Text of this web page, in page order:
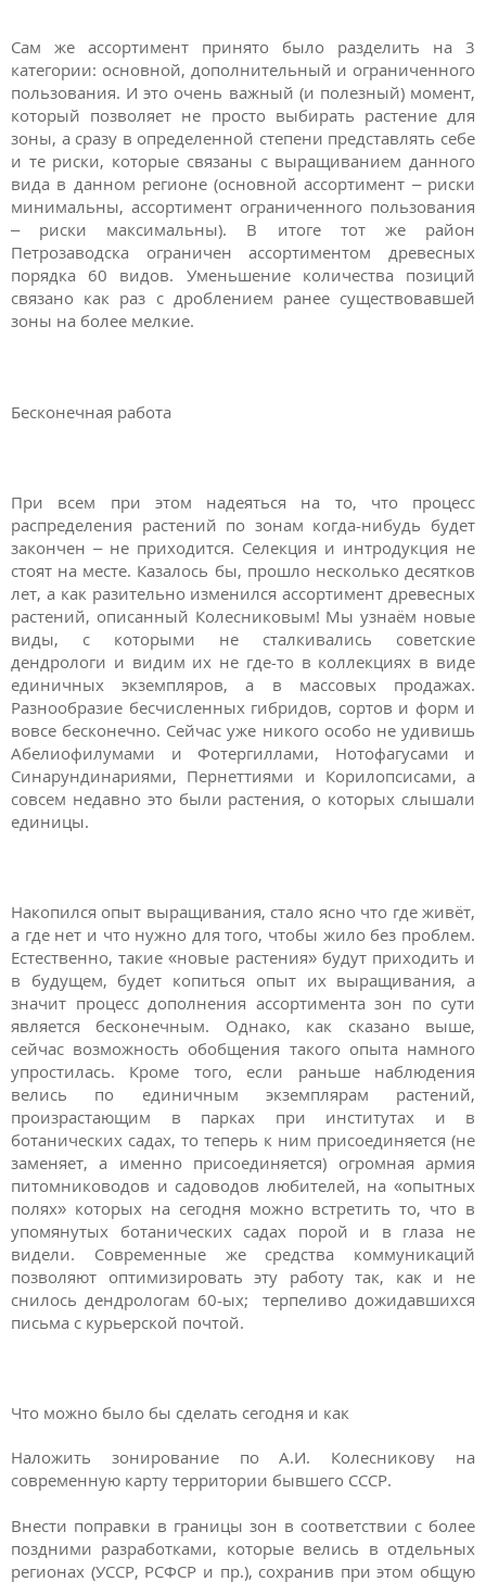
Сам же ассортимент принято было разделить на 3
категории: основной, дополнительный и ограниченного
пользования. И это очень важный (и полезный) момент,
который позволяет не просто выбирать растение для
зоны, а сразу в определенной степени представлять себе
и те риски, которые связаны с выращиванием данного
вида в данном регионе (основной ассортимент – риски
минимальны, ассортимент ограниченного пользования
– риски максимальны). В итоге тот же район
Петрозаводска ограничен ассортиментом древесных
порядка 60 видов. Уменьшение количества позиций
связано как раз с дроблением ранее существовавшей
зоны на более мелкие.
Бесконечная работа
При всем при этом надеяться на то, что процесс
распределения растений по зонам когда-нибудь будет
закончен – не приходится. Селекция и интродукция не
стоят на месте. Казалось бы, прошло несколько десятков
лет, а как разительно изменился ассортимент древесных
растений, описанный Колесниковым! Мы узнаём новые
виды, с которыми не сталкивались советские
дендрологи и видим их не где-то в коллекциях в виде
единичных экземпляров, а в массовых продажах.
Разнообразие бесчисленных гибридов, сортов и форм и
вовсе бесконечно. Сейчас уже никого особо не удивишь
Абелиофилумами и Фотергиллами, Нотофагусами и
Синарундинариями, Пернеттиями и Корилопсисами, а
совсем недавно это были растения, о которых слышали
единицы.
Накопился опыт выращивания, стало ясно что где живёт,
а где нет и что нужно для того, чтобы жило без проблем.
Естественно, такие «новые растения» будут приходить и
в будущем, будет копиться опыт их выращивания, а
значит процесс дополнения ассортимента зон по сути
является бесконечным. Однако, как сказано выше,
сейчас возможность обобщения такого опыта намного
упростилась. Кроме того, если раньше наблюдения
велись по единичным экземплярам растений,
произрастающим в парках при институтах и в
ботанических садах, то теперь к ним присоединяется (не
заменяет, а именно присоединяется) огромная армия
питомниководов и садоводов любителей, на «опытных
полях» которых на сегодня можно встретить то, что в
упомянутых ботанических садах порой и в глаза не
видели. Современные же средства коммуникаций
позволяют оптимизировать эту работу так, как и не
снилось дендрологам 60-ых; терпеливо дожидавшихся
письма с курьерской почтой.
Что можно было бы сделать сегодня и как
Наложить зонирование по А.И. Колесникову на
современную карту территории бывшего СССР.
Внести поправки в границы зон в соответствии с более
поздними разработками, которые велись в отдельных
регионах (УССР, РСФСР и пр.), сохранив при этом общую